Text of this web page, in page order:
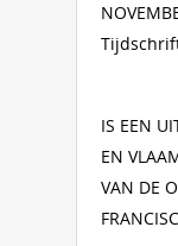
IS EEN
EN
VAN DE